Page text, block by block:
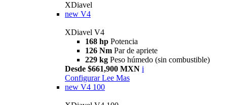
XDiavel
new V4
XDiavel V4
168 hp Potencia
126 Nm Par de apriete
229 kg Peso húmedo (sin combustible)
Desde $661,900 MXN i
Configurar Lee Mas
new V4 100